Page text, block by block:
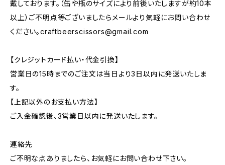
戴しております。（缶や瓶のサイズにより前後いたしますが約10本
以上）ご不明点等ございましたらメールより気軽にお問い合わせ
ください。craftbeerscissors@gmail.com
【クレジットカード払い・代金引換】
営業日の15時までのご注文は当日より3日以内に発送いたしま
す。
【上記以外のお支払い方法】
ご入金確認後、3営業日以内に発送いたします。
連絡先
ご不明な点ありましたら、お気軽にお問い合わせ下さい。